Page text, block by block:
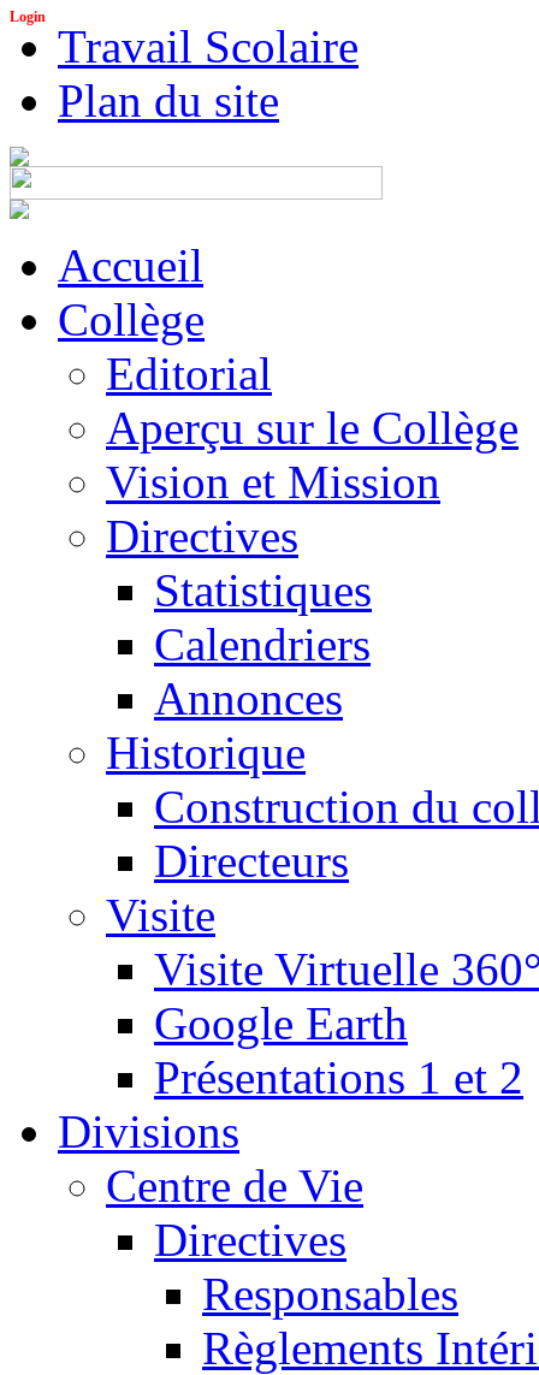
Login
Travail Scolaire
Plan du site
Accueil
Collège
Editorial
Aperçu sur le Collège
Vision et Mission
Directives
Statistiques
Calendriers
Annonces
Historique
Construction du
Directeurs
Visite
Visite Virtuelle
Google Earth
Présentations 1 et 2
Divisions
Centre de Vie
Directives
Responsables
Règlements